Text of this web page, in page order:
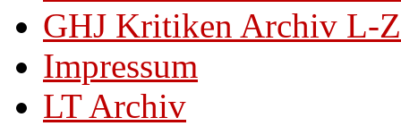
GHJ Kritiken Archiv L-Z
Impressum
LT Archiv